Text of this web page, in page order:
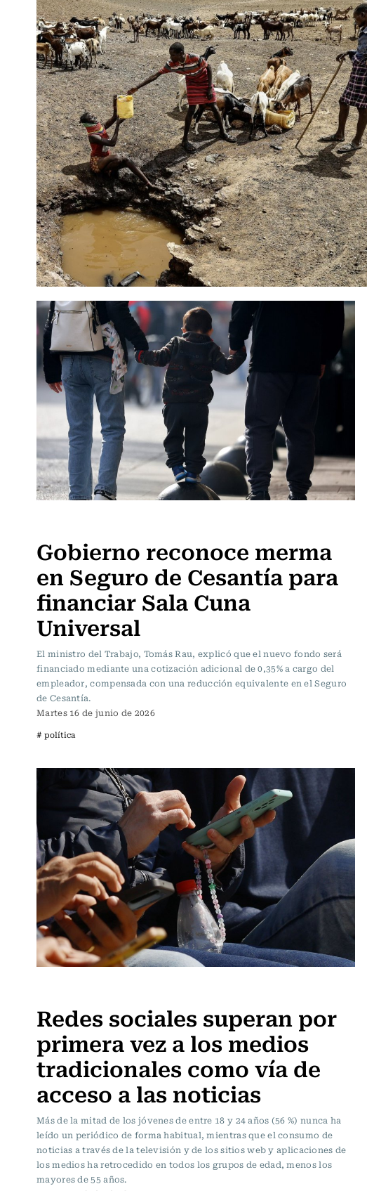
Gobierno reconoce merma
en Seguro de Cesantía para
financiar Sala Cuna
Universal
El ministro del Trabajo, Tomás Rau, explicó que el nuevo fondo será
financiado mediante una cotización adicional de 0,35% a cargo del
empleador, compensada con una reducción equivalente en el Seguro
de Cesantía.
Martes 16 de junio de 2026
# política
Redes sociales superan por
primera vez a los medios
tradicionales como vía de
acceso a las noticias
Más de la mitad de los jóvenes de entre 18 y 24 años (56 %) nunca ha
leído un periódico de forma habitual, mientras que el consumo de
noticias a través de la televisión y de los sitios web y aplicaciones de
los medios ha retrocedido en todos los grupos de edad, menos los
mayores de 55 años.